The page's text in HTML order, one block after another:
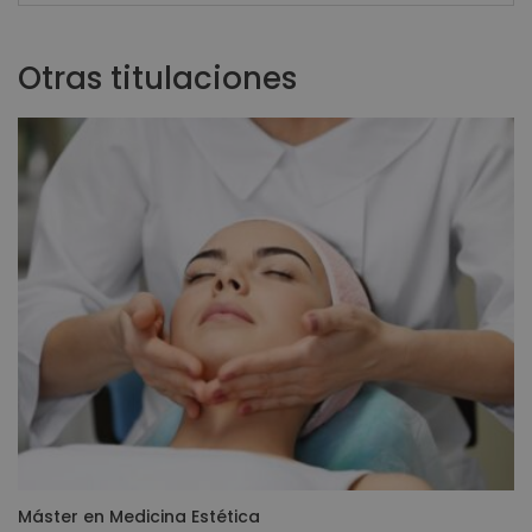
Otras titulaciones
Máster en Medicina Estética